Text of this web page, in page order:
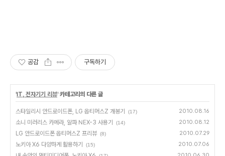
공감 구독하기
'IT, 전자기기 리뷰' 카테고리의 다른 글
스타일리시 안드로이드폰, LG 옵티머스Z 개봉기 (17) 2010.08.16
소니 미러리스 카메라, 알파 NEX-3 사용기 (14) 2010.08.12
LG 안드로이드폰 옵티머스Z 프리뷰 (8) 2010.07.29
노키아 X6 다양하게 활용하기 (15) 2010.07.06